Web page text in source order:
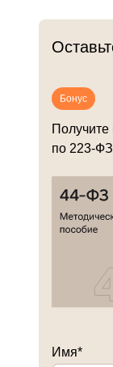
Имя*
Бонус
Получите
по 223-